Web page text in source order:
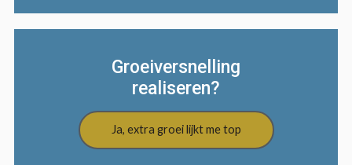
Groeiversnelling
realiseren?
Ja, extra groei lijkt me top